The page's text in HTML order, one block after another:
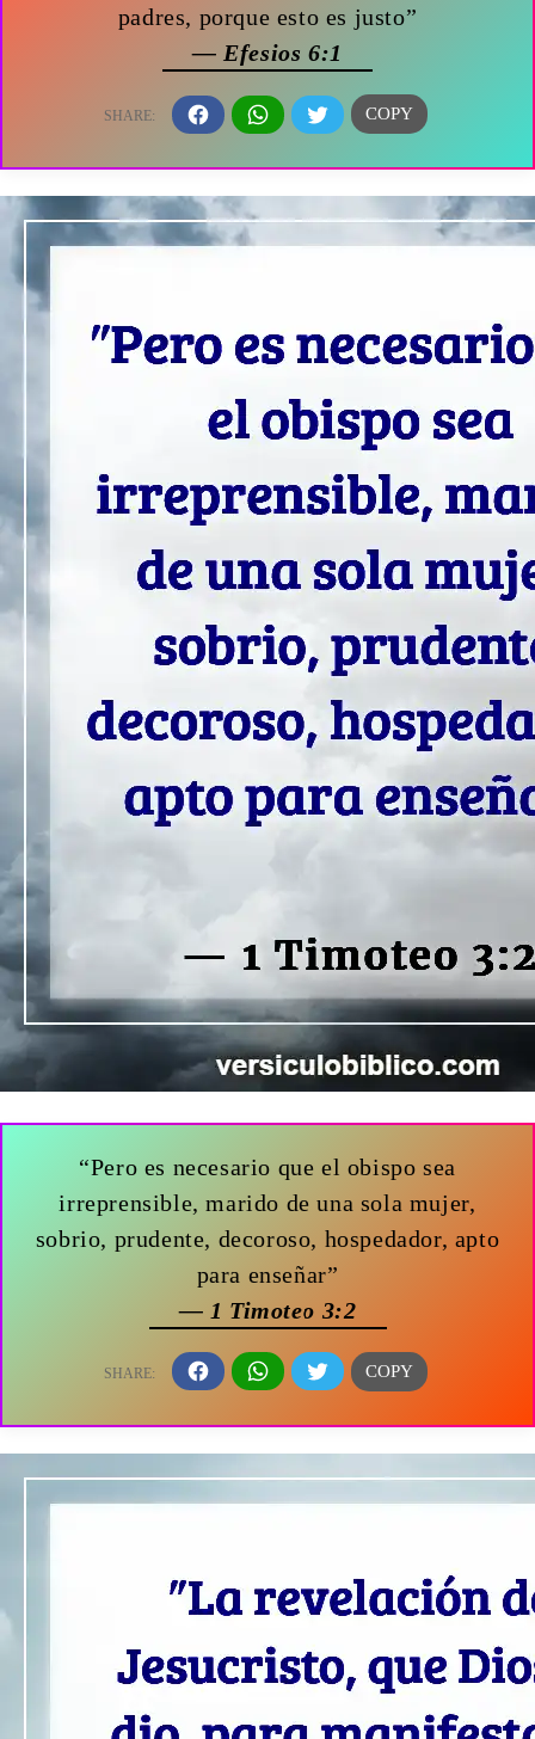
padres, porque esto es justo”
— Efesios 6:1
“Pero es necesario que el obispo sea
irreprensible, marido de una sola mujer,
sobrio, prudente, decoroso, hospedador, apto
para enseñar”
— 1 Timoteo 3:2